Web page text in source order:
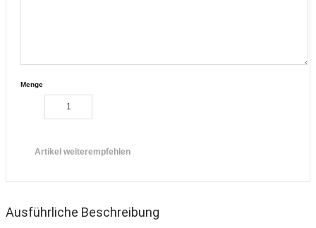
Menge
Artikel weiterempfehlen
Ausführliche Beschreibung